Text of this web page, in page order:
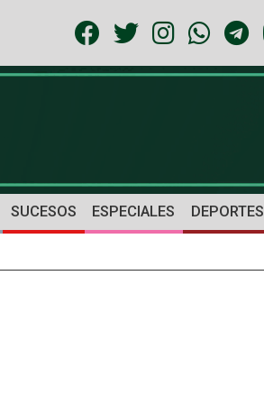
SUCESOS ESPECIALES DEPORTES